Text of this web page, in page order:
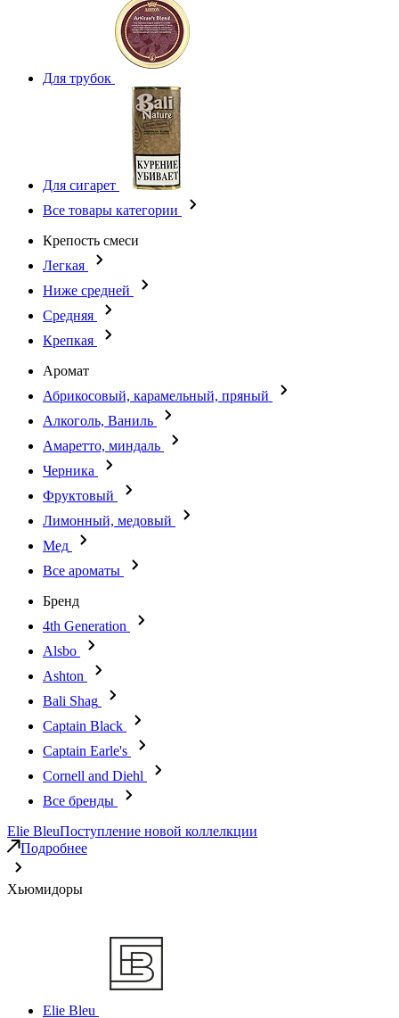
Для трубок
Для сигарет
Все товары категории
Крепость смеси
Легкая
Ниже средней
Средняя
Крепкая
Аромат
Абрикосовый, карамельный, пряный
Алкоголь, Ваниль
Амаретто, миндаль
Черника
Фруктовый
Лимонный, медовый
Мед
Все ароматы
Бренд
4th Generation
Alsbo
Ashton
Bali Shag
Captain Black
Captain Earle's
Cornell and Diehl
Все бренды
Elie BleuПоступление новой коллелкции
Подробнее
Хьюмидоры
Elie Bleu